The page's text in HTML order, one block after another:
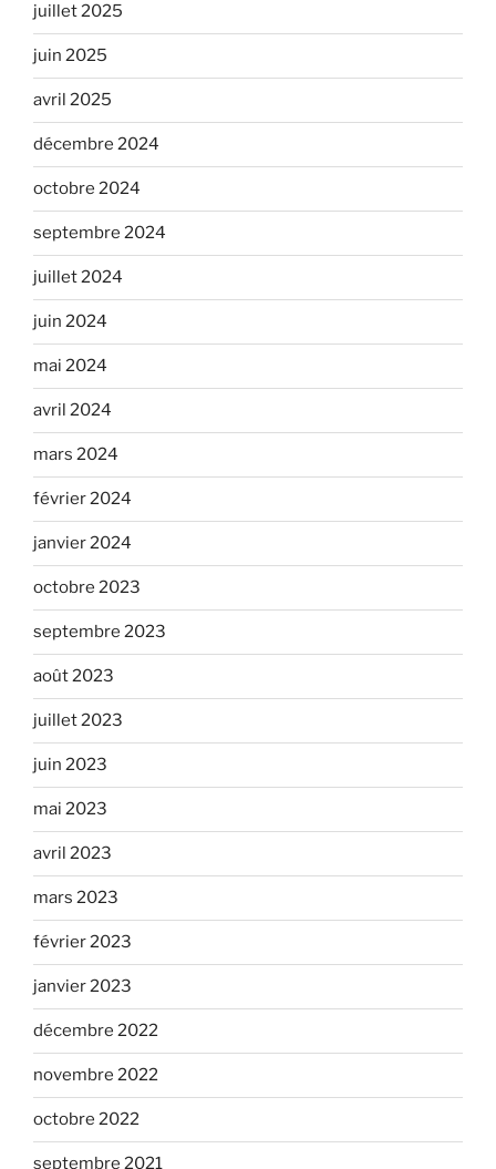
juillet 2025
juin 2025
avril 2025
décembre 2024
octobre 2024
septembre 2024
juillet 2024
juin 2024
mai 2024
avril 2024
mars 2024
février 2024
janvier 2024
octobre 2023
septembre 2023
août 2023
juillet 2023
juin 2023
mai 2023
avril 2023
mars 2023
février 2023
janvier 2023
décembre 2022
novembre 2022
octobre 2022
septembre 2021